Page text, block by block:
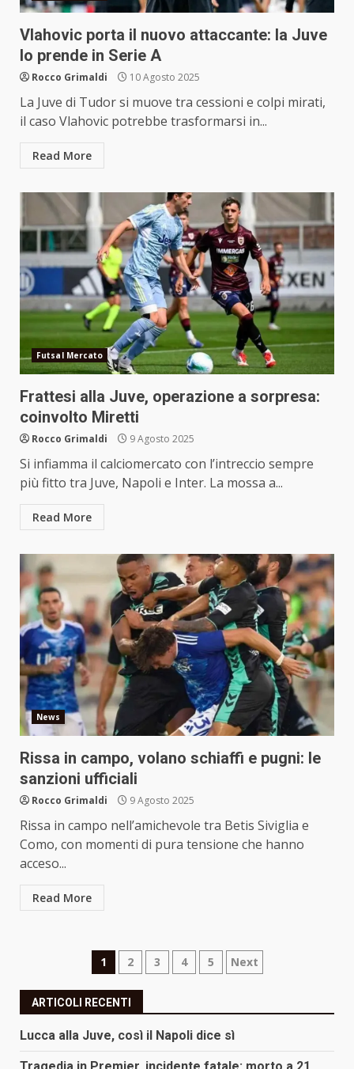
Vlahovic porta il nuovo attaccante: la Juve
lo prende in Serie A
Rocco Grimaldi 10 Agosto 2025
La Juve di Tudor si muove tra cessioni e colpi mirati,
il caso Vlahovic potrebbe trasformarsi in...
Read More
Futsal Mercato
Frattesi alla Juve, operazione a sorpresa:
coinvolto Miretti
Rocco Grimaldi 9 Agosto 2025
Si infiamma il calciomercato con l’intreccio sempre
più fitto tra Juve, Napoli e Inter. La mossa a...
Read More
News
Rissa in campo, volano schiaffi e pugni: le
sanzioni ufficiali
Rocco Grimaldi 9 Agosto 2025
Rissa in campo nell’amichevole tra Betis Siviglia e
Como, con momenti di pura tensione che hanno
acceso...
Read More
Paginazione
degli
articoli
1 2 3 4 5 Next
ARTICOLI RECENTI
Lucca alla Juve, così il Napoli dice sì